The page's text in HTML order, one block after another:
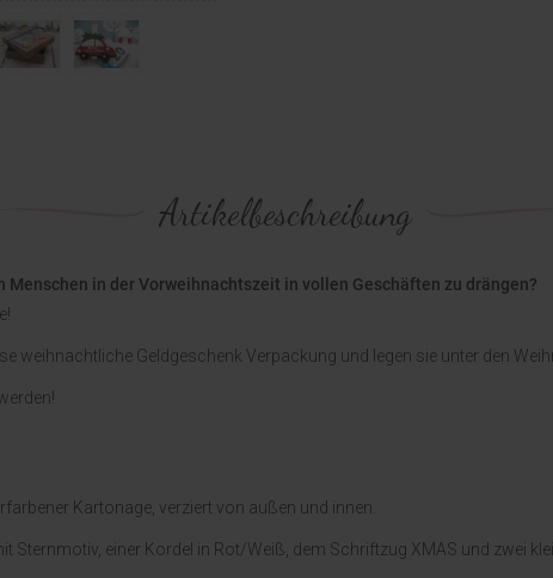
Artikelbeschreibung
in der Vorweihnachtszeit in vollen Geschäften zu drängen?
weihnachtliche Geldgeschenk Verpackung und legen sie unter den
Kartonage, verziert von außen und innen.
Sternmotiv, einer Kordel in Rot/Weiß, dem Schriftzug XMAS und zwei